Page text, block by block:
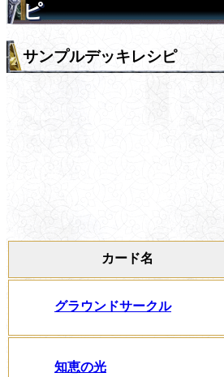
ピ
サンプルデッキレシピ
カード名
グラウンドサークル
知恵の光